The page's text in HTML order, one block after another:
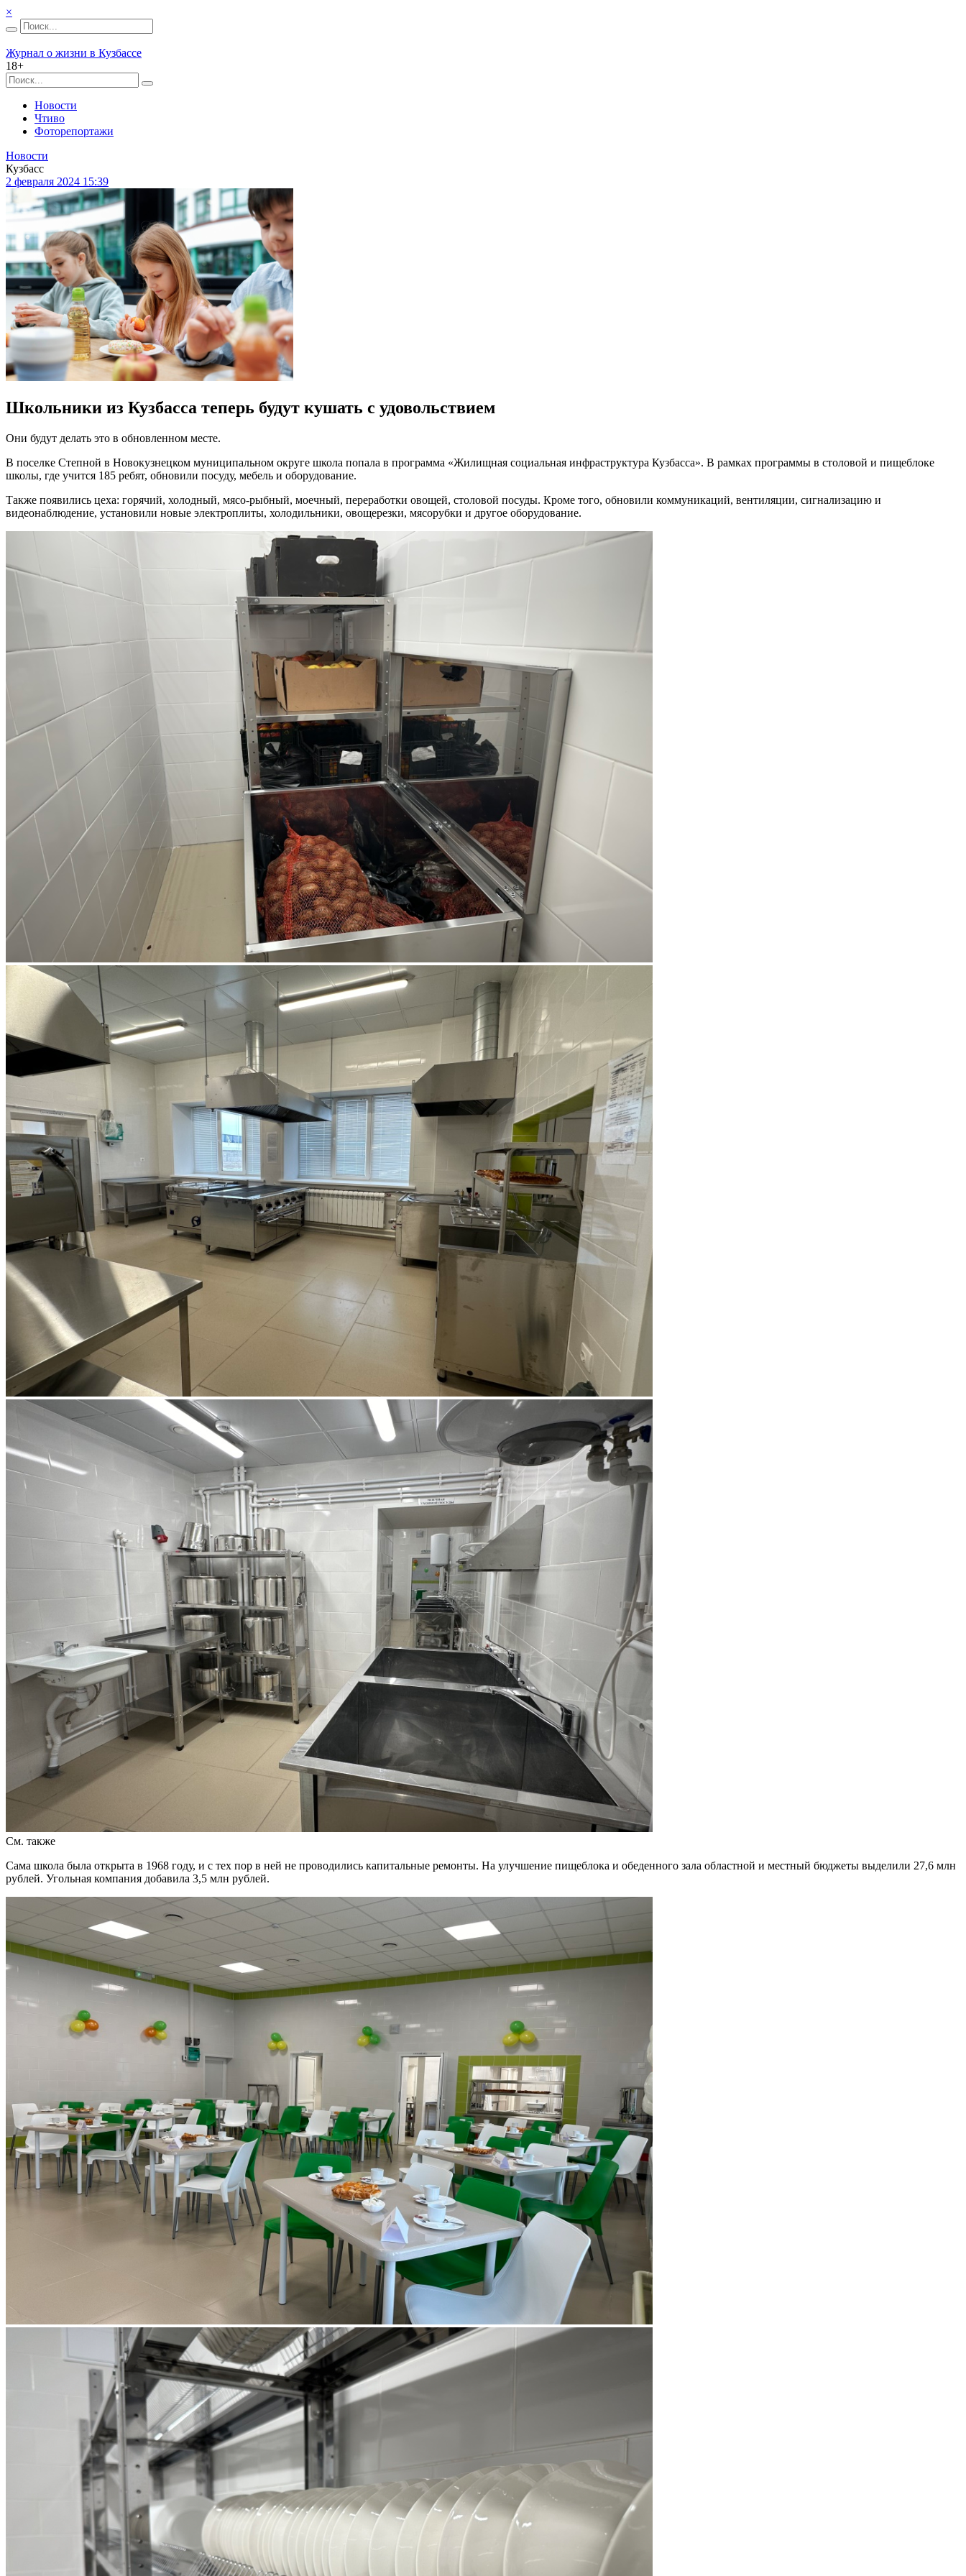
×
Журнал о жизни в Кузбассе
18+
Новости
Чтиво
Фоторепортажи
Новости
Кузбасс
2 февраля 2024 15:39
Школьники из Кузбасса теперь будут кушать с удовольствием
Они будут делать это в обновленном месте.
В поселке Степной в Новокузнецком муниципальном округе школа попала в программа «Жилищная социальная инфраструктура Кузбасса». В рамках программы в столовой и пищеблоке
школы, где учится 185 ребят, обновили посуду, мебель и оборудование.
Также появились цеха: горячий, холодный, мясо-рыбный, моечный, переработки овощей, столовой посуды. Кроме того, обновили коммуникаций, вентиляции, сигнализацию и
видеонаблюдение, установили новые электроплиты, холодильники, овощерезки, мясорубки и другое оборудование.
См. также
Сама школа была открыта в 1968 году, и с тех пор в ней не проводились капитальные ремонты. На улучшение пищеблока и обеденного зала областной и местный бюджеты выделили 27,6 млн
рублей. Угольная компания добавила 3,5 млн рублей.